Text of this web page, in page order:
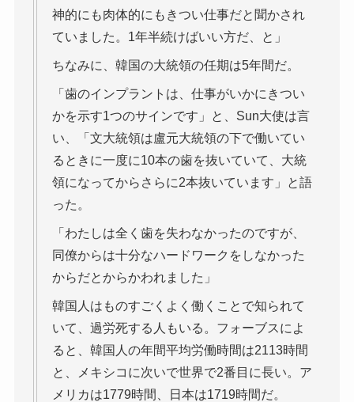
神的にも肉体的にもきつい仕事だと聞かされ
ていました。1年半続けばいい方だ、と」
ちなみに、韓国の大統領の任期は5年間だ。
「歯のインプラントは、仕事がいかにきつい
かを示す1つのサインです」と、Sun大使は言
い、「文大統領は盧元大統領の下で働いてい
るときに一度に10本の歯を抜いていて、大統
領になってからさらに2本抜いています」と語
った。
「わたしは全く歯を失わなかったのですが、
同僚からは十分なハードワークをしなかった
からだとからかわれました」
韓国人はものすごくよく働くことで知られて
いて、過労死する人もいる。フォーブスによ
ると、韓国人の年間平均労働時間は2113時間
と、メキシコに次いで世界で2番目に長い。ア
メリカは1779時間、日本は1719時間だ。